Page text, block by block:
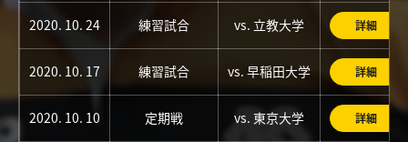
2020. 10. 24 練習試合 vs. 立教大学 詳細
2020. 10. 17 練習試合 vs. 早稲田大学 詳細
2020. 10. 10 定期戦 vs. 東京大学 詳細